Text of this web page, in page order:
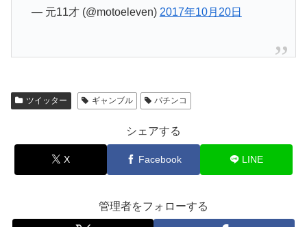
— 元11才 (@motoeleven) 2017年10月20日
ツイッター ギャンブル パチンコ
シェアする
X Facebook LINE
管理者をフォローする